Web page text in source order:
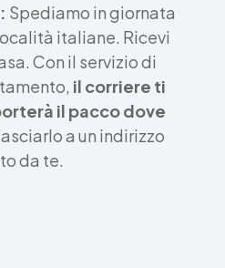
Spediamo in giornata
italiane. Ricevi
Con il servizio di
il corriere ti
il pacco dove
a un indirizzo
da te.